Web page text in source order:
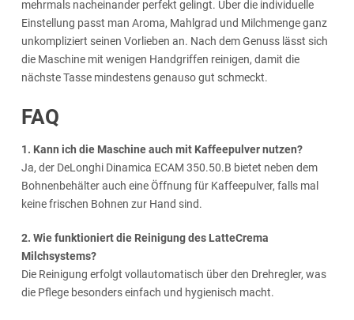
mehrmals nacheinander perfekt gelingt. Über die individuelle
Einstellung passt man Aroma, Mahlgrad und Milchmenge ganz
unkompliziert seinen Vorlieben an. Nach dem Genuss lässt sich
die Maschine mit wenigen Handgriffen reinigen, damit die
nächste Tasse mindestens genauso gut schmeckt.
FAQ
1. Kann ich die Maschine auch mit Kaffeepulver nutzen?
Ja, der DeLonghi Dinamica ECAM 350.50.B bietet neben dem
Bohnenbehälter auch eine Öffnung für Kaffeepulver, falls mal
keine frischen Bohnen zur Hand sind.
2. Wie funktioniert die Reinigung des LatteCrema
Milchsystems?
Die Reinigung erfolgt vollautomatisch über den Drehregler, was
die Pflege besonders einfach und hygienisch macht.